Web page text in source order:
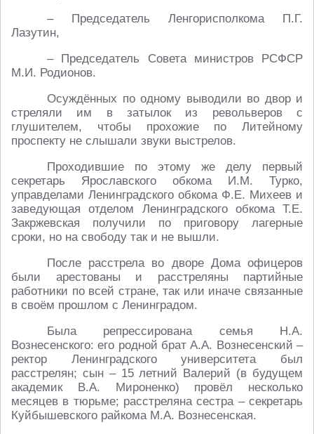
– Председатель Ленгорисполкома П.Г.
Лазутин,
– Председатель Совета министров РСФСР
М.И. Родионов.
Осуждённых по одному выводили во двор и
стреляли им в затылок из револьверов с
глушителем, чтобы прохожие по Литейному
проспекту не слышали звуки выстрелов.
Проходившие по этому же делу первый
секретарь Ярославского обкома И.М. Турко,
управделами Ленинградского обкома Ф.Е. Михеев и
заведующая отделом Ленинградского обкома Т.Е.
Закржевская получили по приговору лагерные
сроки, но на свободу так и не вышли.
После расстрела во дворе Дома офицеров
были арестованы и расстреляны партийные
работники по всей стране, так или иначе связанные
в своём прошлом с Ленинградом.
Была репрессирована семья Н.А.
Вознесенского: его родной брат А.А. Вознесенский –
ректор Ленинградского университета был
расстрелян; сын – 15 летний Валерий (в будущем
академик В.А. Мироненко) провёл несколько
месяцев в тюрьме; расстреляна сестра – секретарь
Куйбышевского райкома М.А. Вознесенская.